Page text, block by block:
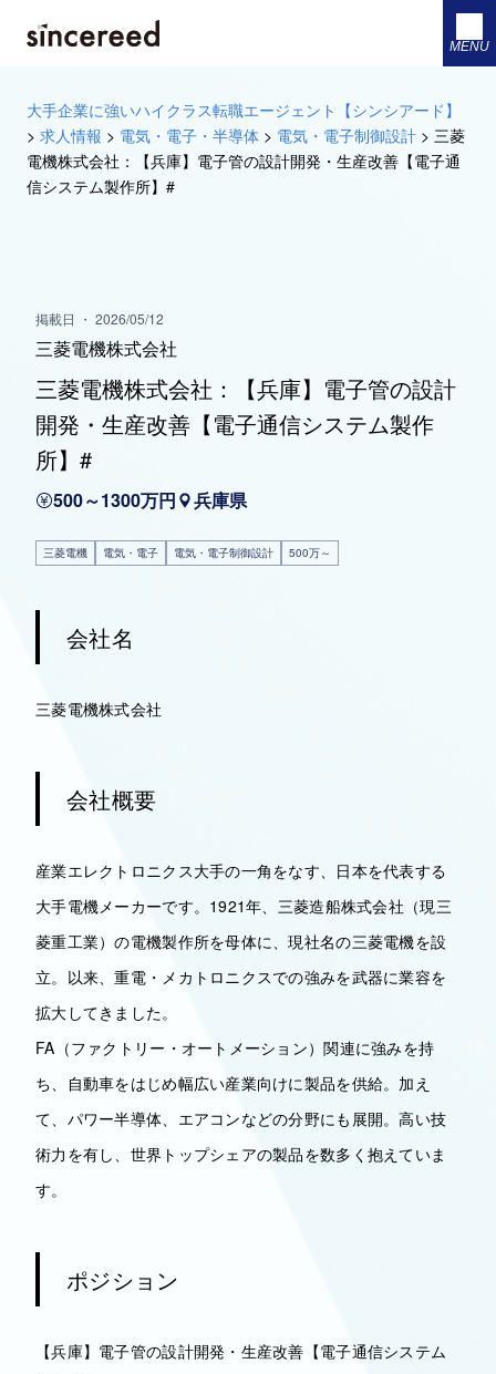
MENU
大手企業に強いハイクラス転職エージェント【シンシアード】
> 求人情報 > 電気・電子・半導体 > 電気・電子制御設計 > 三菱
電機株式会社：【兵庫】電子管の設計開発・生産改善【電子通
信システム製作所】#
掲載日 ・ 2026/05/12
三菱電機株式会社
三菱電機株式会社：【兵庫】電子管の設計
開発・生産改善【電子通信システム製作
所】#
500～1300万円 兵庫県
三菱電機 電気・電子 電気・電子制御設計 500万～
会社名
三菱電機株式会社
会社概要
産業エレクトロニクス大手の一角をなす、日本を代表する
大手電機メーカーです。1921年、三菱造船株式会社（現三
菱重工業）の電機製作所を母体に、現社名の三菱電機を設
立。以来、重電・メカトロニクスでの強みを武器に業容を
拡大してきました。
FA（ファクトリー・オートメーション）関連に強みを持
ち、自動車をはじめ幅広い産業向けに製品を供給。加え
て、パワー半導体、エアコンなどの分野にも展開。高い技
術力を有し、世界トップシェアの製品を数多く抱えていま
す。
ポジション
【兵庫】電子管の設計開発・生産改善【電子通信システム